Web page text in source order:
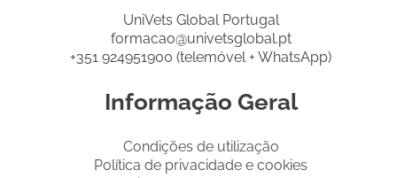
UniVets Global Portugal
formacao@univetsglobal.pt
+351 924951900 (telemóvel + WhatsApp)
Informação Geral
Condições de utilização
Política de privacidade e cookies